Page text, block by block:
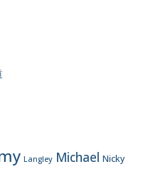
Langley Michael Nicky